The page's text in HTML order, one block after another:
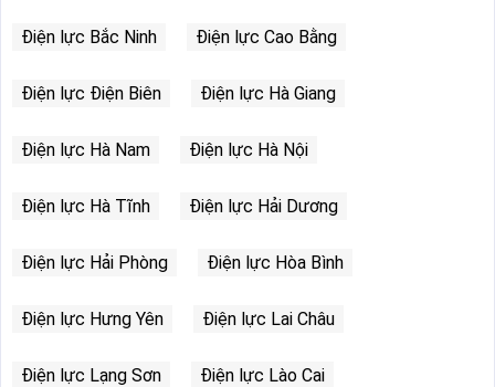
Điện lực Bắc Ninh Điện lực Cao Bằng
Điện lực Điện Biên Điện lực Hà Giang
Điện lực Hà Nam Điện lực Hà Nội
Điện lực Hà Tĩnh Điện lực Hải Dương
Điện lực Hải Phòng Điện lực Hòa Bình
Điện lực Hưng Yên Điện lực Lai Châu
Điện lực Lạng Sơn Điện lực Lào Cai